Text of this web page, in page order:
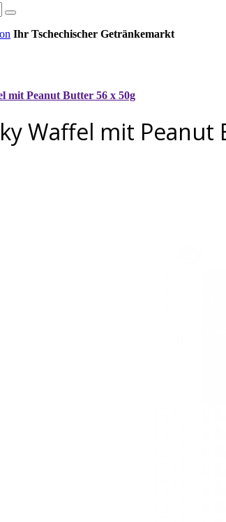
Ihr Tschechischer Getränkemarkt
mit Peanut Butter 56 x 50g
Waffel mit Peanut